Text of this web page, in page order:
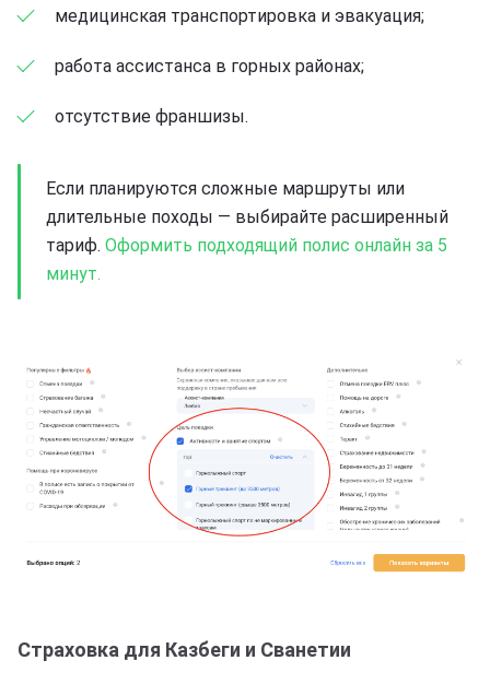
медицинская транспортировка и эвакуация;
работа ассистанса в горных районах;
отсутствие франшизы.
Если планируются сложные маршруты или
длительные походы — выбирайте расширенный
тариф. Оформить подходящий полис онлайн за 5
минут.
Страховка для Казбеги и Сванетии